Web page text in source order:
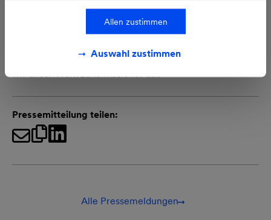
Allen zustimmen
Auswahl zustimmen
MVV ein wichtigen Wettbewerbsvorteil. „Wir reduzieren
Wachstum“, sagte Werkleiter Martin Haag. „Damit stellen
wir unser Werk zukunftssicher auf.“
Pressemitteilung teilen:
Alle Pressemeldungen